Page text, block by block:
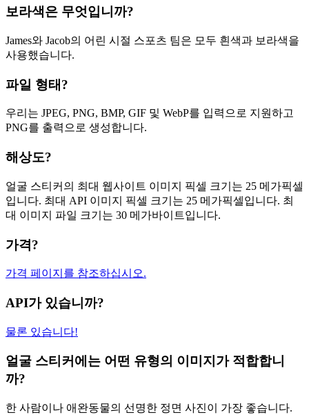
보라색은 무엇입니까?
James와 Jacob의 어린 시절 스포츠 팀은 모두 흰색과 보라색을
사용했습니다.
파일 형태?
우리는 JPEG, PNG, BMP, GIF 및 WebP를 입력으로 지원하고
PNG를 출력으로 생성합니다.
해상도?
얼굴 스티커의 최대 웹사이트 이미지 픽셀 크기는 25 메가픽셀
입니다. 최대 API 이미지 픽셀 크기는 25 메가픽셀입니다. 최
대 이미지 파일 크기는 30 메가바이트입니다.
가격?
가격 페이지를 참조하십시오.
API가 있습니까?
물론 있습니다!
얼굴 스티커에는 어떤 유형의 이미지가 적합합니
까?
한 사람이나 애완동물의 선명한 정면 사진이 가장 좋습니다.